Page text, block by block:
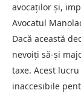
avocaților și,
Avocatul
Dacă această
nevoiți să-și
taxe. Acest
inaccesibile